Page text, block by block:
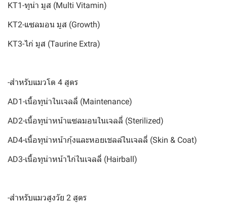
KT1-ทูน่า มูส (Multi Vitamin)
KT2-แซลมอน มูส (Growth)
KT3-ไก่ มูส (Taurine Extra)
-สำหรับแมวโต 4 สูตร
AD1-เนื้อทูน่าในเจลลี่ (Maintenance)
AD2-เนื้อทูน่าหน้าแซลมอนในเจลลี่ (Sterilized)
AD4-เนื้อทูน่าหน้ากุ้งและหอยเชลล์ในเจลลี่ (Skin & Coat)
AD3-เนื้อทูน่าหน้าไก่ในเจลลี่ (Hairball)
-สำหรับแมวสูงวัย 2 สูตร